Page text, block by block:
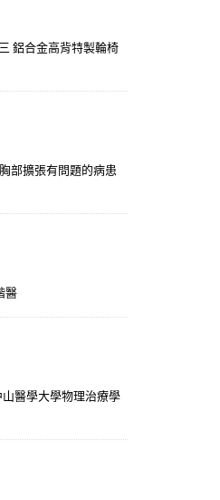
鋁合金高背特製輪椅
部擴張有問題的病患
醫
醫學大學物理治療學